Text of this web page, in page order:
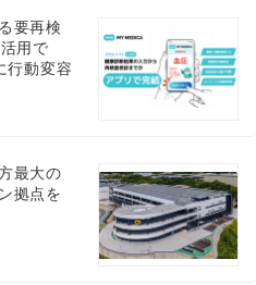
要再検
用で
行動変容
最大の
拠点を